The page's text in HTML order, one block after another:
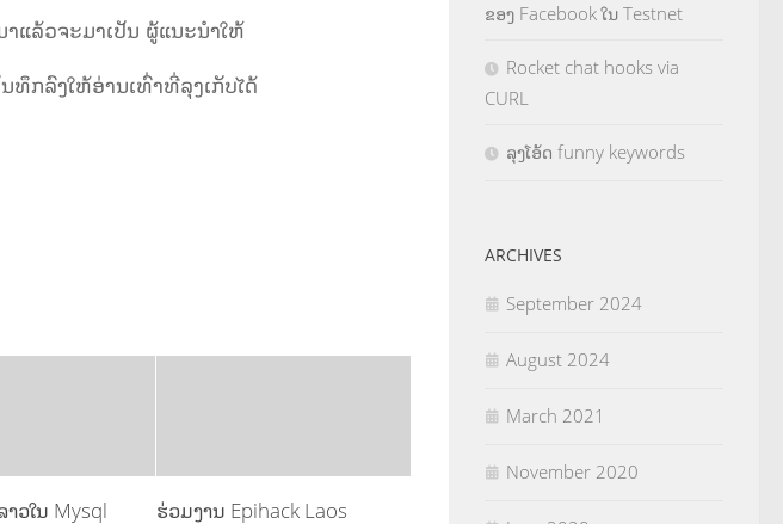
ແລ້ວຈະມາເປັນ ຜູ້ແນະນຳໃຫ້
ທຶກລົງໃຫ້ອ່ານເທົ່າທີ່ລຸງເກັບໄດ້
ວໃນ Mysql
ຮ່ວມງານ Epihack Laos
ຂອງ Facebook ໃນ Testnet
Rocket chat hooks via
CURL
ລຸງໂອ້ດ funny keywords
ARCHIVES
September 2024
August 2024
March 2021
November 2020